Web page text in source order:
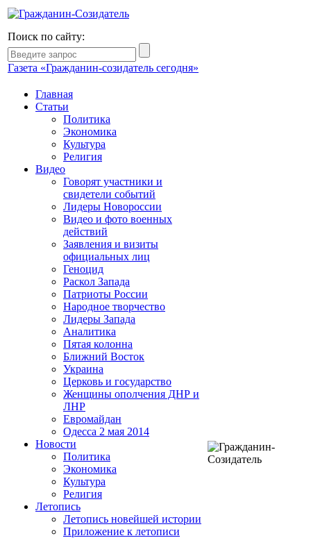
Поиск по сайту:
Газета «Гражданин-созидатель сегодня»
Главная
Статьи
Политика
Экономика
Культура
Религия
Видео
Говорят участники и
свидетели событий
Лидеры Новороссии
Видео и фото военных
действий
Заявления и визиты
официальных лиц
Геноцид
Раскол Запада
Патриоты России
Народное творчество
Лидеры Запада
Аналитика
Пятая колонна
Ближний Восток
Украина
Церковь и государство
Женщины ополчения ДНР и
ЛНР
Евромайдан
Одесса 2 мая 2014
Новости
Политика
Экономика
Культура
Религия
Летопись
Летопись новейшей истории
Приложение к летописи